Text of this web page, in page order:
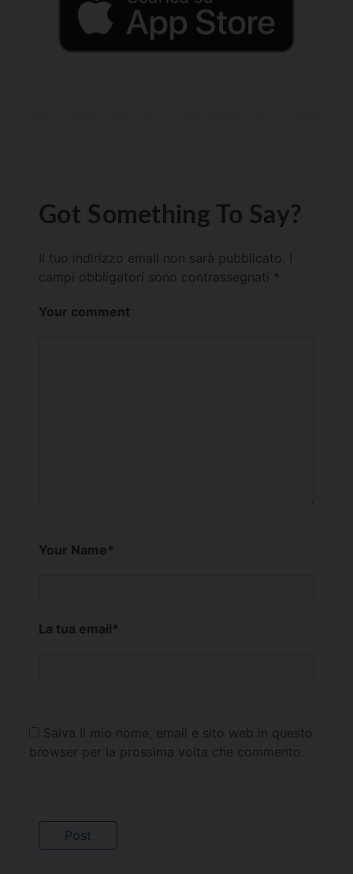
Got Something To Say?
Il tuo indirizzo email non sarà pubblicato.
campi obbligatori sono contrassegnati *
Your comment
Your Name*
La tua email*
Salva il mio nome, email e sito web in questo
browser per la prossima volta che commento.